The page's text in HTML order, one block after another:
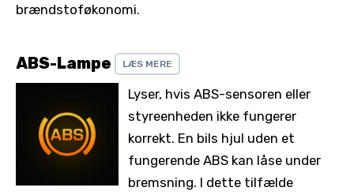
brændstoføkonomi.
ABS-Lampe LÆS MERE
Lyser, hvis ABS-sensoren eller
styreenheden ikke fungerer
korrekt. En bils hjul uden et
fungerende ABS kan låse under
bremsning. I dette tilfælde